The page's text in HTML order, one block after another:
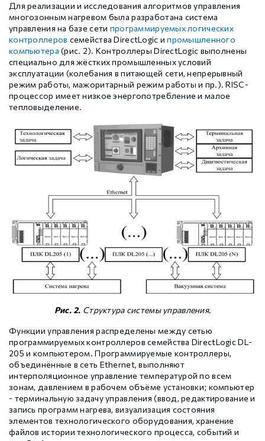
Для реализации и исследования алгоритмов управления
многозонным нагревом была разработана система
управления на базе сети программируемых логических
контроллеров семейства DirectLogic ипромышленного
компьютера (рис. 2). Контроллеры DirectLogic выполнены
специально для жёстких промышленных условий
эксплуатации (колебания в питающей сети, непрерывный
режим работы, мажоритарный режим работы и пр.). RISC-
процессор имеет низкое энергопотребление и малое
тепловыделение.
Рис. 2. Структура системы управления.
Функции управления распределены между сетью
программируемых контроллеров семейства DirectLogic DL-
205 и компьютером. Программируемые контроллеры,
объединённые в сеть Ethernet, выполняют
интерполяционное управление температурой по всем
зонам, давлением в рабочем объёме установки; компьютер
- терминальную задачу управления (ввод, редактирование и
запись программ нагрева, визуализация состояния
элементов технологического оборудования, хранение
файлов истории технологического процесса, событий и